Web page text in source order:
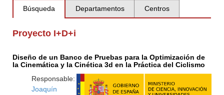
Búsqueda Departamentos Centros
Proyecto I+D+i
Diseño de un Banco de Pruebas para la Optimización de
la Cinemática y la Cinética 3d en la Práctica del Ciclismo
Responsable:
Joaquín